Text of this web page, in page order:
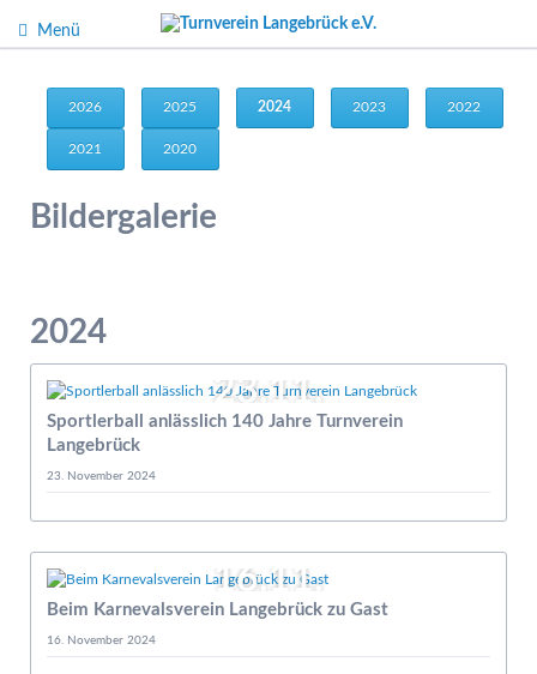
Menü
2026 2025 2024 2023 2022
2021 2020
Bildergalerie
2024
23.11.
Sportlerball anlässlich 140 Jahre Turnverein
Langebrück
23. November 2024
16.11.
Beim Karnevalsverein Langebrück zu Gast
16. November 2024